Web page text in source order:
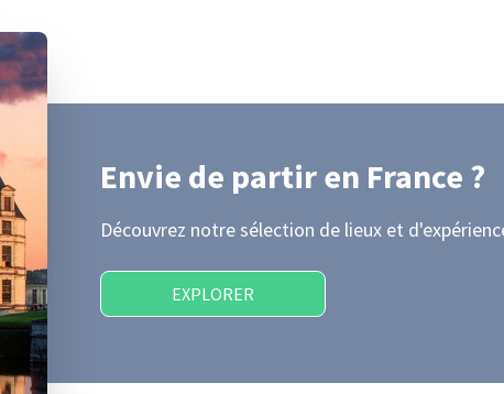
Envie de partiren France ?
Découvrez notre sélection de lieux et
EXPLORER